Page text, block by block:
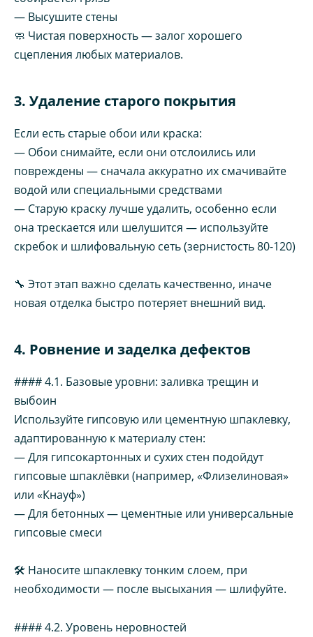
— Высушите стены
🧼 Чистая поверхность — залог хорошего
сцепления любых материалов.
3. Удаление старого покрытия
Если есть старые обои или краска:
— Обои снимайте, если они отслоились или
повреждены — сначала аккуратно их смачивайте
водой или специальными средствами
— Старую краску лучше удалить, особенно если
она трескается или шелушится — используйте
скребок и шлифовальную сеть (зернистость 80-120)
🔧 Этот этап важно сделать качественно, иначе
новая отделка быстро потеряет внешний вид.
4. Ровнение и заделка дефектов
#### 4.1. Базовые уровни: заливка трещин и
выбоин
Используйте гипсовую или цементную шпаклевку,
адаптированную к материалу стен:
— Для гипсокартонных и сухих стен подойдут
гипсовые шпаклёвки (например, «Флизелиновая»
или «Кнауф»)
— Для бетонных — цементные или универсальные
гипсовые смеси
🛠️ Наносите шпаклевку тонким слоем, при
необходимости — после высыхания — шлифуйте.
#### 4.2. Уровень неровностей